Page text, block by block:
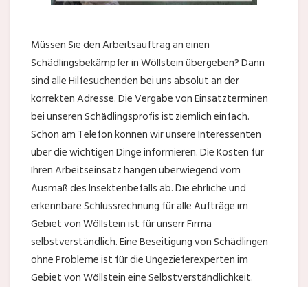
Müssen Sie den Arbeitsauftrag an einen
Schädlingsbekämpfer in Wöllstein übergeben? Dann
sind alle Hilfesuchenden bei uns absolut an der
korrekten Adresse. Die Vergabe von Einsatzterminen
bei unseren Schädlingsprofis ist ziemlich einfach.
Schon am Telefon können wir unsere Interessenten
über die wichtigen Dinge informieren. Die Kosten für
Ihren Arbeitseinsatz hängen überwiegend vom
Ausmaß des Insektenbefalls ab. Die ehrliche und
erkennbare Schlussrechnung für alle Aufträge im
Gebiet von Wöllstein ist für unserr Firma
selbstverständlich. Eine Beseitigung von Schädlingen
ohne Probleme ist für die Ungezieferexperten im
Gebiet von Wöllstein eine Selbstverständlichkeit.